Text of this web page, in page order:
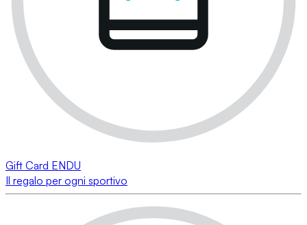
Gift Card ENDU
Il regalo per ogni sportivo